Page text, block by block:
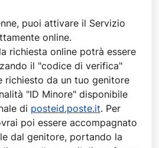
puoi attivare il Servizio
online.
richiesta online potrà essere
il "codice di verifica"
richiesto da un tuo genitore
"ID Minore" disponibile
di posteid.poste.it. Per
poi essere accompagnato
dal genitore, portando la